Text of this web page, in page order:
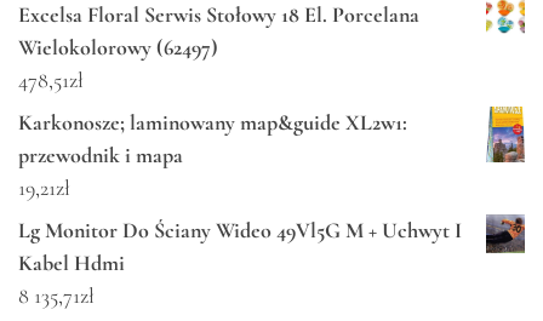
Excelsa Floral Serwis Stołowy 18 El. Porcelana
Wielokolorowy (62497)
478,51zł
Karkonosze; laminowany map&guide XL2w1:
przewodnik i mapa
19,21zł
Lg Monitor Do Ściany Wideo 49Vl5G M + Uchwyt I
Kabel Hdmi
8 135,71zł